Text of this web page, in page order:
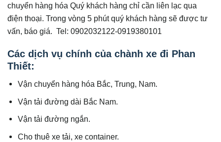
chuyển hàng hóa Quý khách hàng chỉ cần liên lạc qua
điện thoại. Trong vòng 5 phút quý khách hàng sẽ được tư
vấn, báo giá. Tel: 0902032122-0919380101
Các dịch vụ chính của chành xe đi Phan
Thiết:
Vận chuyển hàng hóa Bắc, Trung, Nam.
Vận tải đường dài Bắc Nam.
Vận tải đường ngắn.
Cho thuê xe tải, xe container.